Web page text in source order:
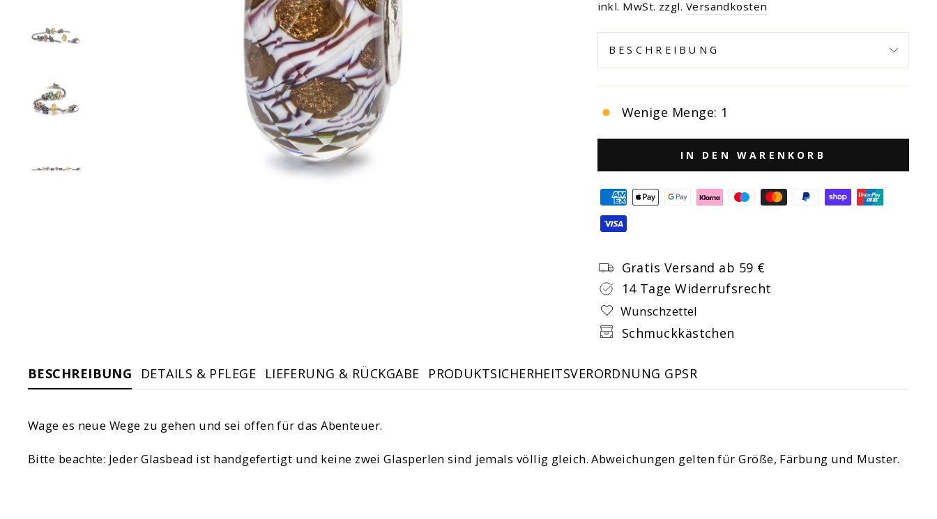
Preis
inkl. MwSt. zzgl. Versandkosten
BESCHREIBUNG
Wenige Menge: 1
IN DEN WARENKORB
Gratis Versand ab 59 €
14 Tage Widerrufsrecht
Wunschzettel
Schmuckkästchen
BESCHREIBUNG DETAILS & PFLEGE LIEFERUNG & RÜCKGABE PRODUKTSICHERHEITSVERORDNUNG GPSR
Wage es neue Wege zu gehen und sei offen für das Abenteuer.
Bitte beachte: Jeder Glasbead ist handgefertigt und keine zwei Glasperlen sind jemals völlig gleich. Abweichungen gelten für Größe, Färbung und Muster.